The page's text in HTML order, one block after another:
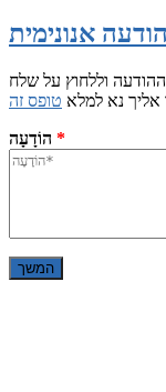
אנונימית
נא למלא טופס זה
*